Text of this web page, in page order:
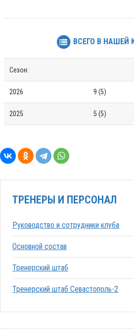
ВСЕГО В НАШЕЙ
Сезон:
2026 9 (5)
2025 5 (5)
ТРЕНЕРЫ И ПЕРСОНАЛ
Руководство и сотрудники клуба
Основной состав
Тренерский штаб
Тренерский штаб Севастополь-2